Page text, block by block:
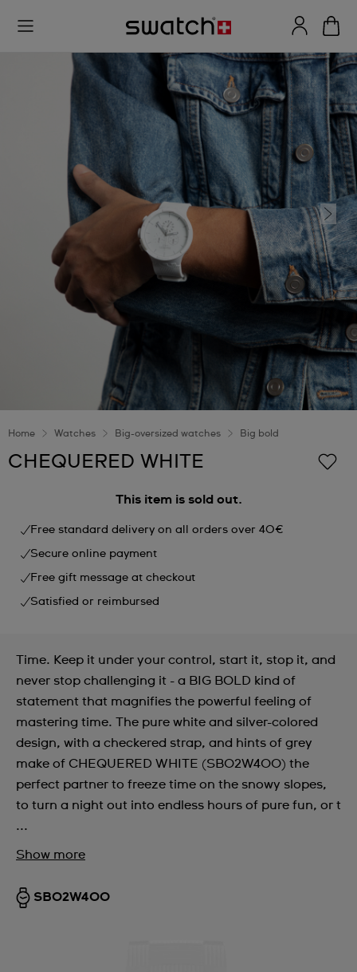
Home Watches Big-oversized watches Big bold
CHEQUERED WHITE
This item is sold out.
Free standard delivery on all orders over 40€
Secure online payment
Free gift message at checkout
Satisfied or reimbursed
Time. Keep it under your control, start it, stop it, and
never stop challenging it - a BIG BOLD kind of
statement that magnifies the powerful feeling of
mastering time. The pure white and silver-colored
design, with a checkered strap, and hints of grey
make of CHEQUERED WHITE (SB02W400) the
perfect partner to freeze time on the snowy slopes,
to turn a night out into endless hours of pure fun, or t
...
Show more
SB02W400